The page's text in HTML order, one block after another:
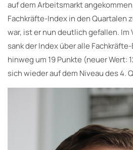
auf dem Arbeitsmarkt
Fachkräfte-Index in den Quartalen
war, ist er nun deutlich gefallen. Im
sank der Index über alle
hinweg um 19 Punkte (neuer Wert:
sich wieder auf dem Niveau des 4.